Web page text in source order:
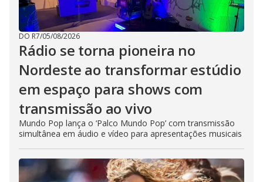
DO R7/05/08/2026
Rádio se torna pioneira no
Nordeste ao transformar estúdio
em espaço para shows com
transmissão ao vivo
Mundo Pop lança o ‘Palco Mundo Pop’ com transmissão
simultânea em áudio e vídeo para apresentações musicais